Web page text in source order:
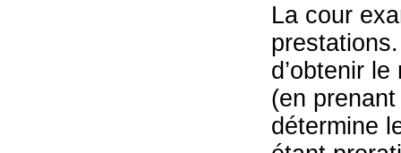
La cour
d’obtenir
(en
détermine